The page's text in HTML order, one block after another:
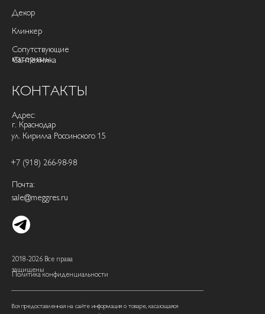
Декор
Клинкер
Сантехника
Сопутствующие
материалы
КОНТАКТЫ
Адрес:
г. Краснодар
Почта:
sale@meggres.ru
2018-2026 Все права
защищены
Политика конфиденциальности
ул. Кирилла Россинского 15
+7 (918) 266-98-98
Вся предоставленная на сайте информация о товаре, касающаяся